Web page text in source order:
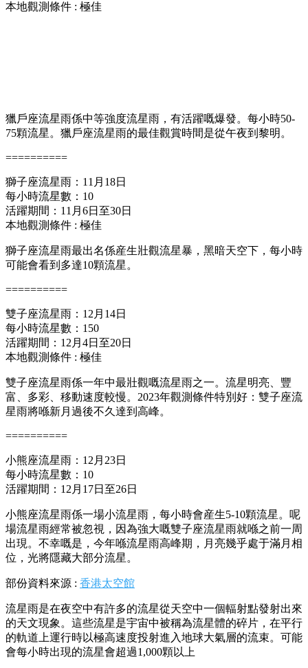
本地觀測條件 : 極佳
獵戶座流星雨係中等強度流星雨，有活躍嘅爆發。每小時50-
75顆流星。獵戶座流星雨的最佳觀賞時間是從午夜到黎明。
==========
獅子座流星雨：11月18日
每小時流星數：10
活躍期間：11月6日至30日
本地觀測條件 : 極佳
獅子座流星雨最出名係産生壯觀流星暴，黑暗天空下，每小時
可能會看到多達10顆流星。
==========
雙子座流星雨：12月14日
每小時流星數：150
活躍期間：12月4日至20日
本地觀測條件 : 極佳
雙子座流星雨係一年中最壯觀嘅流星雨之一。流星明亮、豐
富、多彩、移動速度較慢。2023年觀測條件特別好：雙子座流
星雨將喺新月過後不久達到高峰。
==========
小熊座流星雨：12月23日
每小時流星數：10
活躍期間：12月17日至26日
小熊座流星雨係一場小流星雨，每小時會産生5-10顆流星。呢
場流星雨經常被忽視，因為強大嘅雙子座流星雨就喺之前一周
出現。不幸嘅是，今年喺流星雨高峰期，月亮幾乎處于滿月相
位，光將隱藏大部分流星。
部份資料來源 : 香港太空館
流星雨是在夜空中有許多的流星從天空中一個輻射點發射出來
的天文現象。這些流星是宇宙中被稱為流星體的碎片，在平行
的軌道上運行時以極高速度投射進入地球大氣層的流束。可能
會每小時出現的流星會超過1,000顆以上